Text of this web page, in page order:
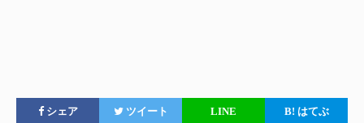
シェア ツイート LINE B! はてぶ